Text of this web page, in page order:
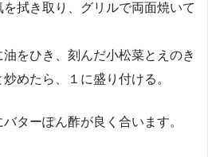
拭き取り、グリルで両面焼いて
をひき、刻んだ小松菜とえのき
めたら、１に盛り付ける。
ターぽん酢が良く合います。